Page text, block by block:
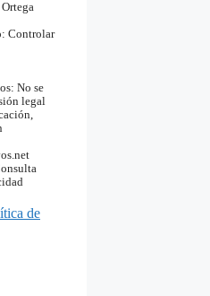
Controlar
No se
legal
de